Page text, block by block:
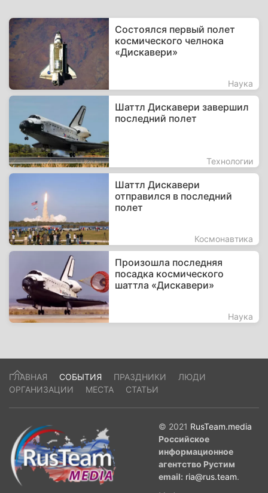
Состоялся первый полет
космического челнока
«Дискавери»
Наука
Шаттл Дискавери завершил
последний полет
Технологии
Шаттл Дискавери
отправился в последний
полет
Космонавтика
Произошла последняя
посадка космического
шаттла «Дискавери»
Наука
ГЛАВНАЯ СОБЫТИЯ ПРАЗДНИКИ
ЛЮДИ
ОРГАНИЗАЦИИ
МЕСТА СТАТЬИ
© 2021 RusTeam.media
Российское
информационное
агентство Рустим
email: ria@rus.team.